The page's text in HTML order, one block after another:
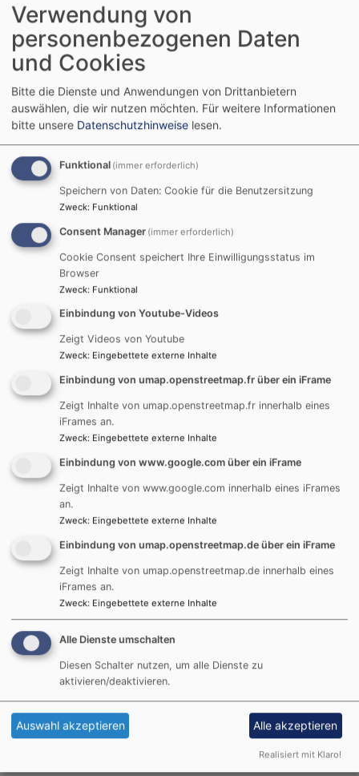
Bildrechte Ev. Luth. Kirchengemeinde Reutti
Willkommen
Wir begrüßen Sie auf der Internetseite der Ev. Luth.
Kirchengemeinde Reutti!
Wir wünschen Ihnen viel Freude beim Entdecken
unserer lebendigen Gemeinde!
Gottes Segen wünschen Ihnen
der Kirchenvorstand alle weiteren Mitarbeitenden
unserer Gemeinde.
REUTTI - WIR STELLEN UNS VOR
REUTTI - GRUPPEN & CHÖRE
REUTTI - GEMEINDELEBEN
Verwendung von
personenbezogenen Daten
und Cookies
Bitte die Dienste und Anwendungen von Drittanbietern
auswählen, die wir nutzen möchten. Für weitere Informationen
bitte unsere Datenschutzhinweise lesen.
Funktional (immer erforderlich)
Speichern von Daten: Cookie für die Benutzersitzung
Zweck: Funktional
Consent Manager (immer erforderlich)
Cookie Consent speichert Ihre Einwilligungsstatus im
Browser
Zweck: Funktional
Einbindung von Youtube-Videos
Zeigt Videos von Youtube
Zweck: Eingebettete externe Inhalte
Einbindung von umap.openstreetmap.fr über ein iFrame
Zeigt Inhalte von umap.openstreetmap.fr innerhalb eines
iFrames an.
Zweck: Eingebettete externe Inhalte
Einbindung von www.google.com über ein iFrame
Zeigt Inhalte von www.google.com innerhalb eines iFrames
an.
Zweck: Eingebettete externe Inhalte
Einbindung von umap.openstreetmap.de über ein iFrame
Zeigt Inhalte von umap.openstreetmap.de innerhalb eines
iFrames an.
Zweck: Eingebettete externe Inhalte
Alle Dienste umschalten
Diesen Schalter nutzen, um alle Dienste zu
aktivieren/deaktivieren.
Auswahl akzeptieren Alle akzeptieren
Realisiert mit Klaro!